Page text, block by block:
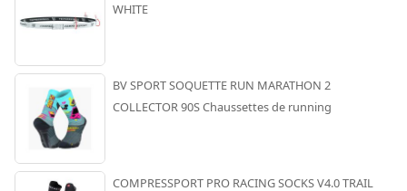
WHITE
BV SPORT SOQUETTE RUN MARATHON 2
COLLECTOR 90S Chaussettes de running
COMPRESSPORT PRO RACING SOCKS V4.0 TRAIL